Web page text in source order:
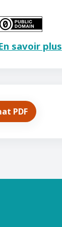
savoir plus
PDF